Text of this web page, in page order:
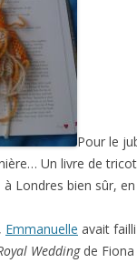
Pour le
Un livre de
Londres bien sûr,
Emmanuelle avait
Weddingde Fiona